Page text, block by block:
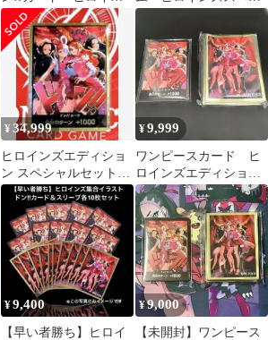
ズスペシャルセット
金ドン
ャルセット スリーブ
¥34,999
ヒロインズエディショ
ン スペシャルセット
ドンカード 金ドン
１枚
¥9,999
ワンピースカード ヒ
ロインズエディション
ドンカード スリーブ
¥9,400
【早い者勝ち】ヒロイ
¥9,000
【未開封】ワンピース